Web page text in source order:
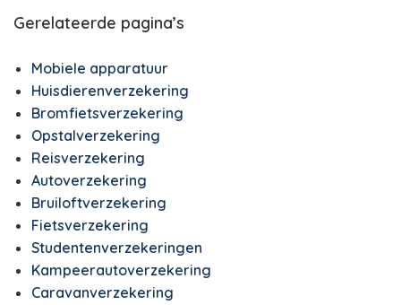
Gerelateerde pagina’s
Mobiele apparatuur
Huisdierenverzekering
Bromfietsverzekering
Opstalverzekering
Reisverzekering
Autoverzekering
Bruiloftverzekering
Fietsverzekering
Studentenverzekeringen
Kampeerautoverzekering
Caravanverzekering